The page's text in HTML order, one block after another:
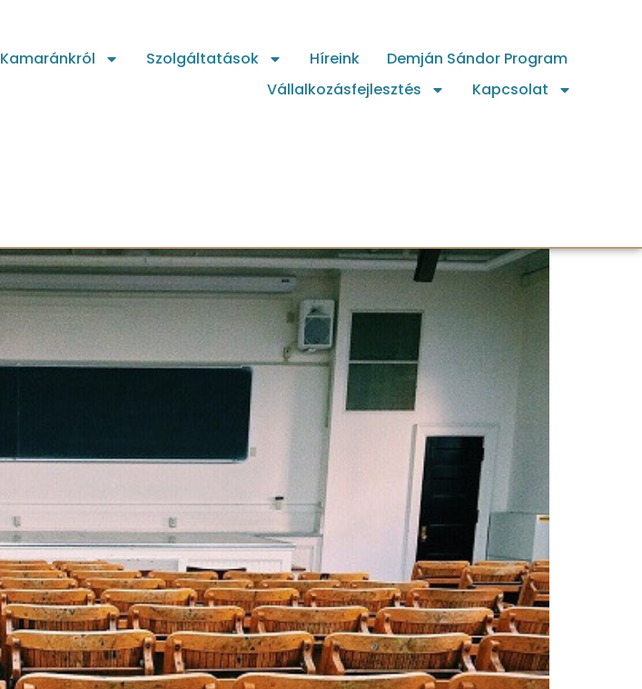
Kamaránkról Szolgáltatások Híreink
Demján Sándor Program
Vállalkozásfejlesztés
Kapcsolat